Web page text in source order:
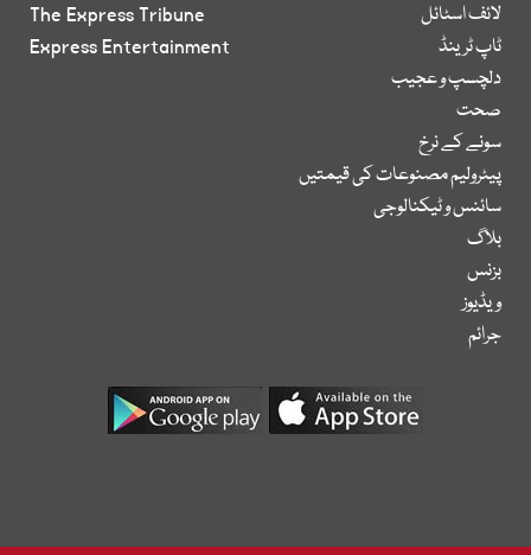
لائف اسٹائل
ٹاپ ٹرینڈ
دلچسپ و عجیب
صحت
سونے کے نرخ
پیٹرولیم مصنوعات کی قیمتیں
سائنس و ٹیکنالوجی
بلاگ
بزنس
ویڈیوز
جرائم
The Express Tribune
Express Entertainment